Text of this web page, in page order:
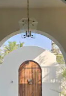
відгуки: 3